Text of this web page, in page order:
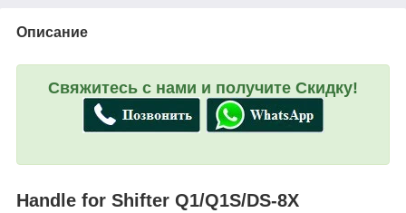
Описание
Свяжитесь с нами и получите Скидку!
Handle for Shifter Q1/Q1S/DS-8X